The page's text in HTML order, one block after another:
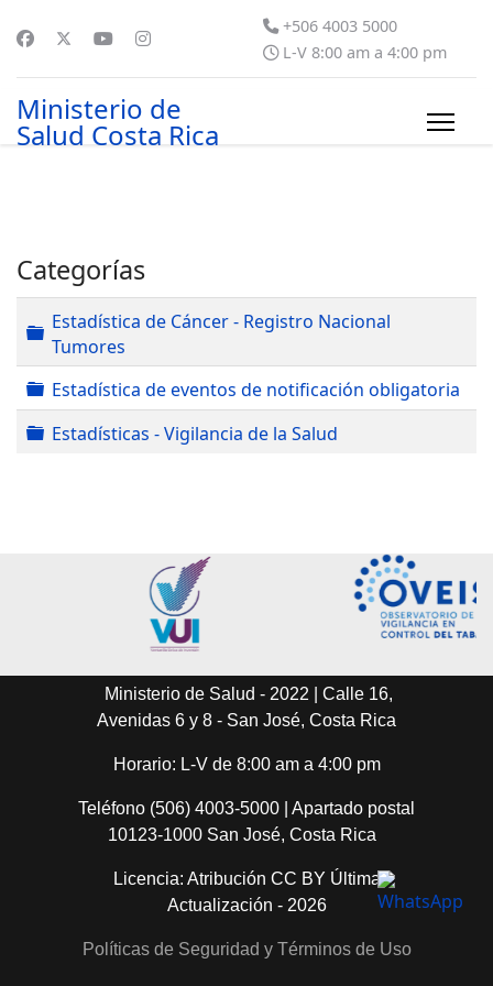
+506 4003 5000
L-V 8:00 am a 4:00 pm
Ministerio de
Salud Costa Rica
Categorías
Carpeta
Estadística de Cáncer - Registro Nacional
Tumores
Carpeta
Estadística de eventos de notificación obligatoria
Carpeta
Estadísticas - Vigilancia de la Salud
Ministerio de Salud - 2022 | Calle 16,
Avenidas 6 y 8 - San José, Costa Rica
Horario: L-V de 8:00 am a 4:00 pm
Teléfono (506) 4003-5000 | Apartado postal
10123-1000 San José, Costa Rica
Licencia: Atribución CC BY Última
Actualización - 2026
Políticas de Seguridad y Términos de Uso